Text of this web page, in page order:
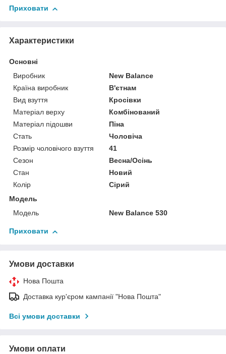
Приховати
Характеристики
Основні
Виробник
New Balance
Країна виробник
В'єтнам
Вид взуття
Кросівки
Матеріал верху
Комбінований
Матеріал підошви
Піна
Стать
Чоловіча
Розмір чоловічого взуття
41
Сезон
Весна/Осінь
Стан
Новий
Колір
Сірий
Модель
Модель
New Balance 530
Приховати
Умови доставки
Нова Пошта
Доставка кур'єром кампанії "Нова Пошта"
Всі умови доставки
Умови оплати